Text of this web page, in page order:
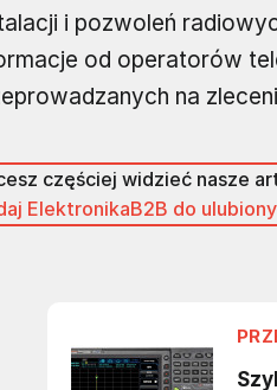
i pozwoleń
od operatorów
na
częściej widzieć nasze
ElektronikaB2B do